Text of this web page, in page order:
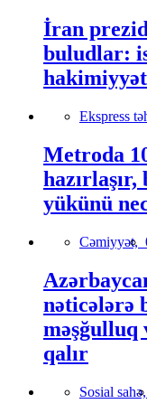
İran
buludlar:
Ekspress
Metroda
yükünü
Cəmiyyət,
nəticələrə
məşğulluq
qalır
Sosial sahə,